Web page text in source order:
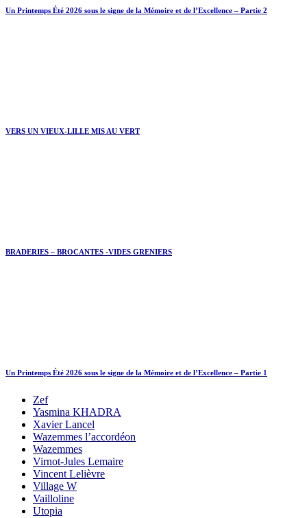
Un Printemps Été 2026 sous le signe de la Mémoire et de l’Excellence – Partie 2
VERS UN VIEUX-LILLE MIS AU VERT
BRADERIES – BROCANTES -VIDES GRENIERS
Un Printemps Été 2026 sous le signe de la Mémoire et de l’Excellence – Partie 1
Zef
Yasmina KHADRA
Xavier Lancel
Wazemmes l’accordéon
Wazemmes
Virnot-Jules Lemaire
Vincent Lelièvre
Village W
Vailloline
Utopia